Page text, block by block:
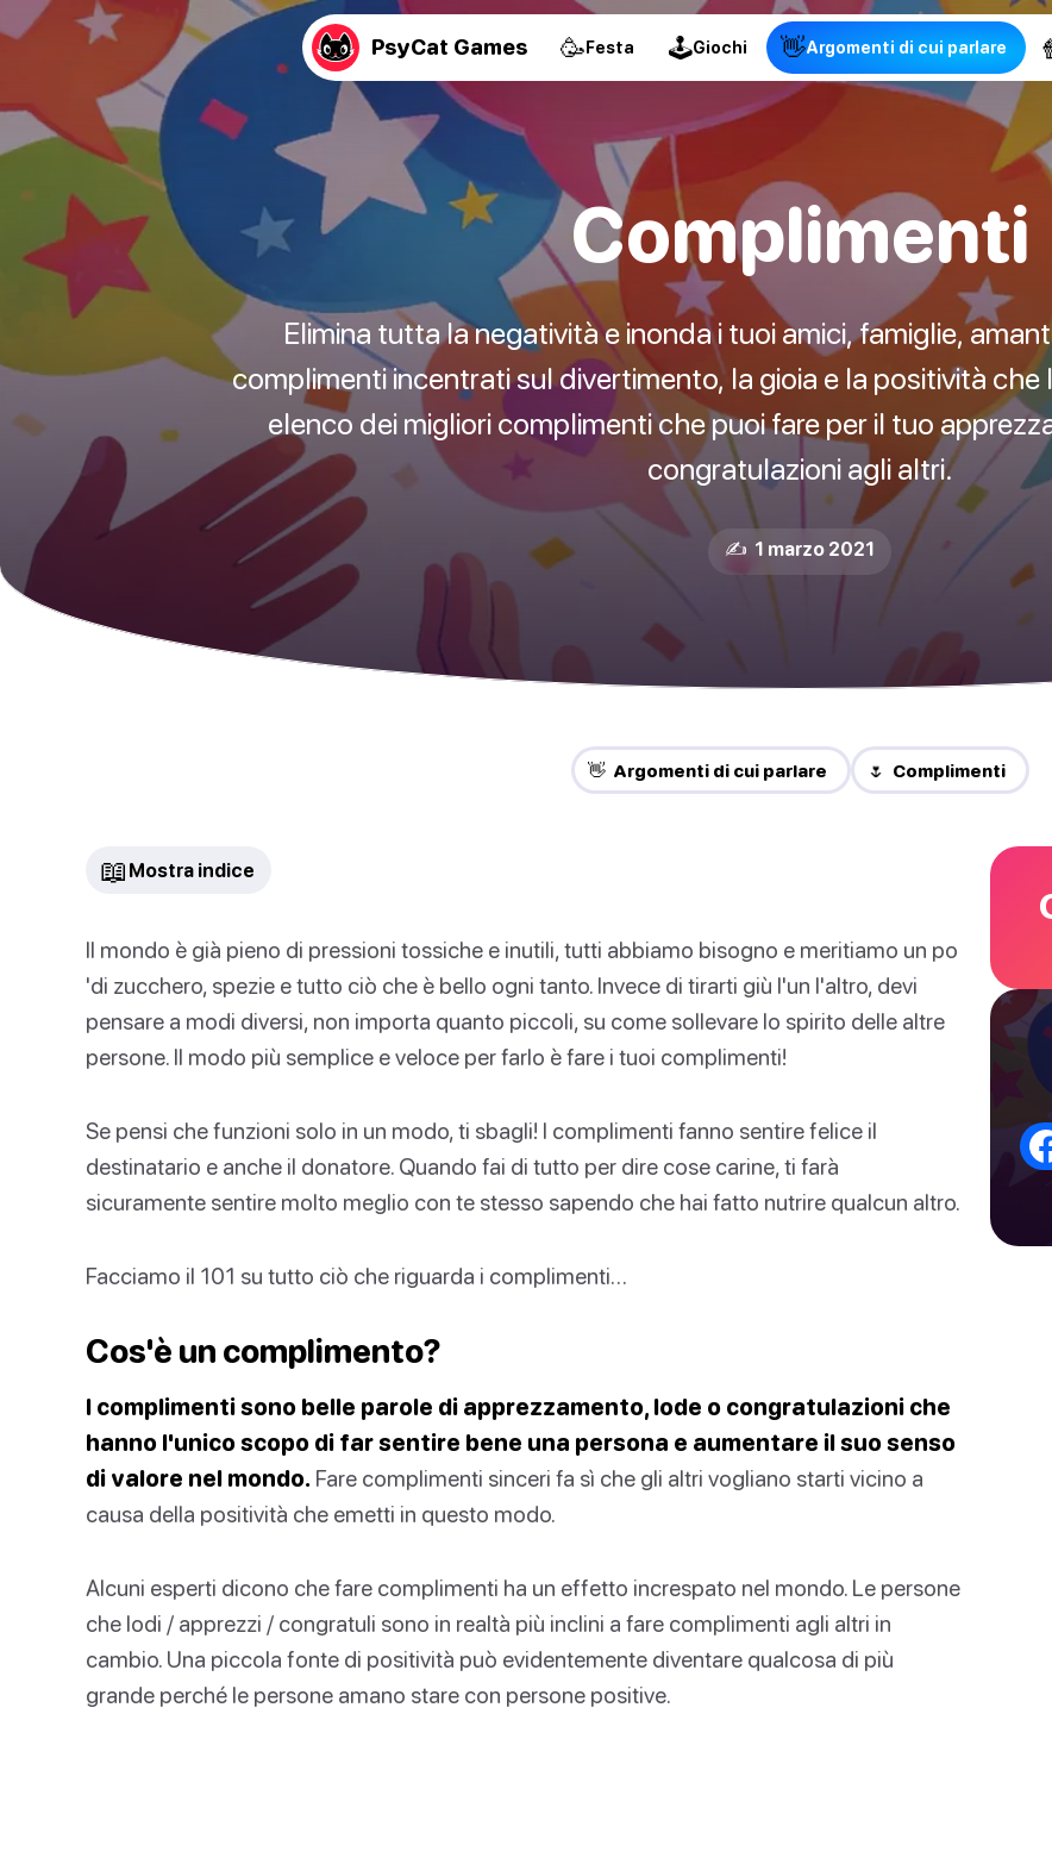
PsyCat Games 🥳Festa 🕹Giochi 👋Argomenti di cui parlare
Complimenti
Elimina tutta la negatività e inonda i tuoi amici, famiglie,
complimenti incentrati sul divertimento, la gioia e la positività
elenco dei migliori complimenti che puoi fare per il tuo
congratulazioni agli altri.
✍️ 1 marzo 2021
👋 Argomenti di cui parlare 🌷 Complimenti
📖 Mostra indice
Il mondo è già pieno di pressioni tossiche e inutili, tutti abbiamo bisogno e meritiamo un po
'di zucchero, spezie e tutto ciò che è bello ogni tanto. Invece di tirarti giù l'un l'altro, devi
pensare a modi diversi, non importa quanto piccoli, su come sollevare lo spirito delle altre
persone. Il modo più semplice e veloce per farlo è fare i tuoi complimenti!
Se pensi che funzioni solo in un modo, ti sbagli! I complimenti fanno sentire felice il
destinatario e anche il donatore. Quando fai di tutto per dire cose carine, ti farà
sicuramente sentire molto meglio con te stesso sapendo che hai fatto nutrire qualcun altro.
Facciamo il 101 su tutto ciò che riguarda i complimenti…
Cos'è un complimento?
I complimenti sono belle parole di apprezzamento, lode o congratulazioni che
hanno l'unico scopo di far sentire bene una persona e aumentare il suo senso
di valore nel mondo. Fare complimenti sinceri fa sì che gli altri vogliano starti vicino a
causa della positività che emetti in questo modo.
Alcuni esperti dicono che fare complimenti ha un effetto increspato nel mondo. Le persone
che lodi / apprezzi / congratuli sono in realtà più inclini a fare complimenti agli altri in
cambio. Una piccola fonte di positività può evidentemente diventare qualcosa di più
grande perché le persone amano stare con persone positive.